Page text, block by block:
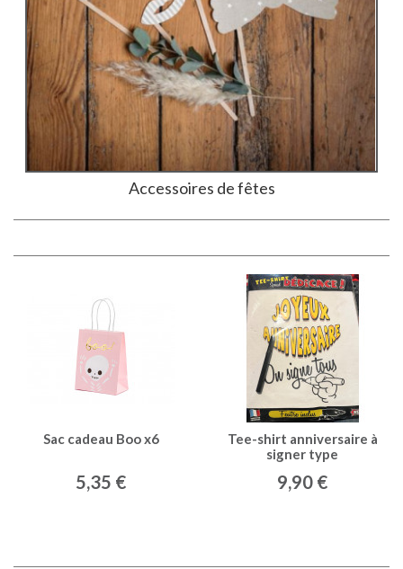
Accessoires de fêtes
Sac cadeau Boo x6
5,35 €
Tee-shirt anniversaire à
signer type
9,90 €